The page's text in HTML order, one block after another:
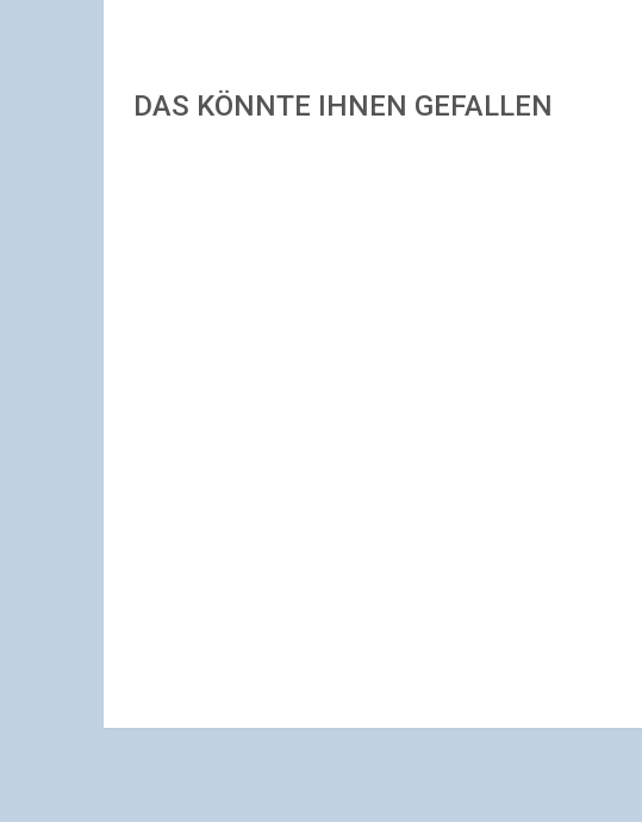
DAS KÖNNTE IHNEN GEFALLEN